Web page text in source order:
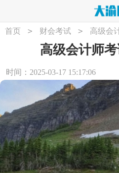
首页 > 财会考试 > 高级会
高级会计师
时间：2025-03-17 15:17:06